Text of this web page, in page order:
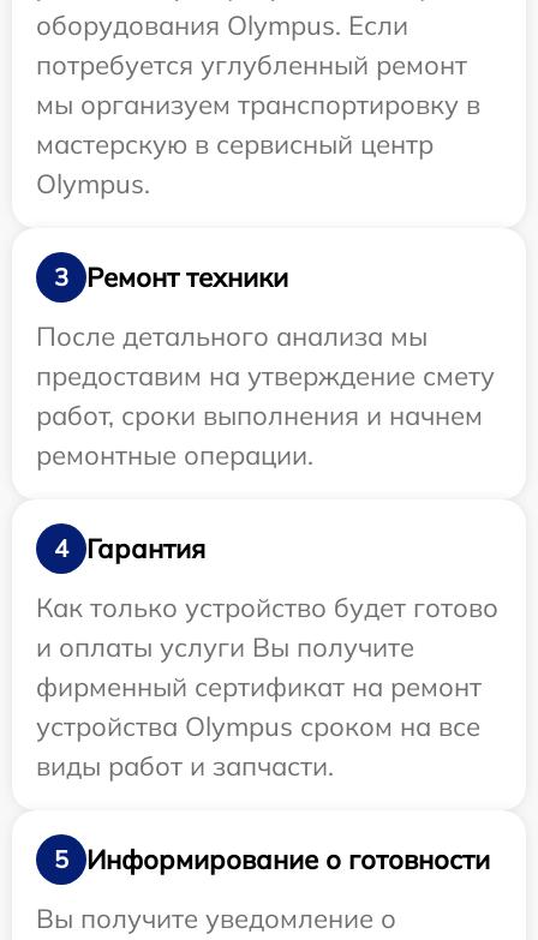
оборудования Olympus. Если
потребуется углубленный ремонт
мы организуем транспортировку в
мастерскую в сервисный центр
Olympus.
3
Ремонт техники
После детального анализа мы
предоставим на утверждение смету
работ, сроки выполнения и начнем
ремонтные операции.
4
Гарантия
Как только устройство будет готово
и оплаты услуги Вы получите
фирменный сертификат на ремонт
устройства Olympus сроком на все
виды работ и запчасти.
5
Информирование о готовности
Вы получите уведомление о